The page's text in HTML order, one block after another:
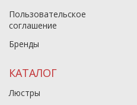
Пользовательское
соглашение
Бренды
КАТАЛОГ
Люстры